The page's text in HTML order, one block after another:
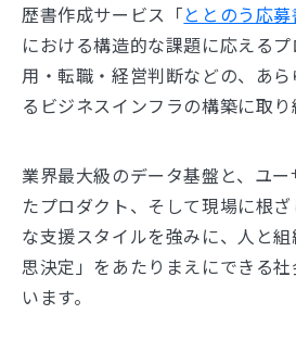
歴書作成サービス「ととのう応
における構造的な課題に応える
用・転職・経営判断などの、あ
るビジネスインフラの構築に取り
業界最大級のデータ基盤と、ユ
たプロダクト、そして現場に根ざ
な支援スタイルを強みに、人と
思決定」をあたりまえにできる
います。